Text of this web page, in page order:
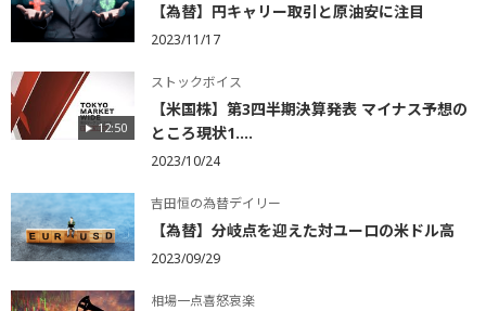
【為替】円キャリー取引と原油安に注目
2023/11/17
12:50
ストックボイス
【米国株】第3四半期決算発表 マイナス予想の
ところ現状1....
2023/10/24
吉田恒の為替デイリー
【為替】分岐点を迎えた対ユーロの米ドル高
2023/09/29
相場一点喜怒哀楽